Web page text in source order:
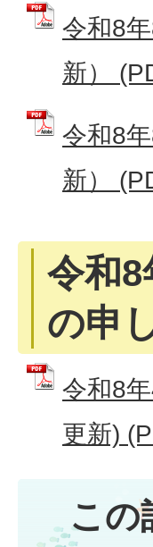
令和8
新）
令和8
新）
令和8
の申
令和8
更新)
この